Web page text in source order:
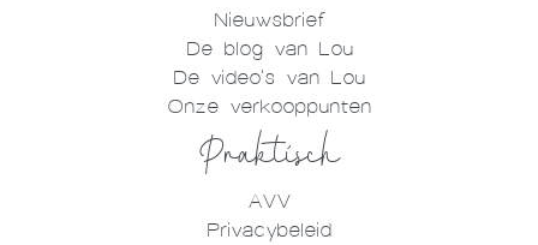
Nieuwsbrief
De blog van Lou
De video's van Lou
Onze verkooppunten
Praktisch
AVV
Privacybeleid